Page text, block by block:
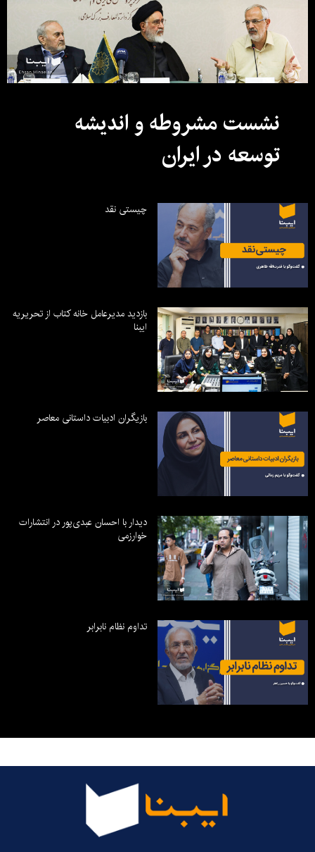
نشست مشروطه و اندیشه
توسعه در ایران
چیستی نقد
بازدید مدیرعامل خانه کتاب از تحریریه
ایبنا
بازیگران ادبیات داستانی معاصر
دیدار با احسان عبدی‌پور در انتشارات
خوارزمی
تداوم نظام نابرابر